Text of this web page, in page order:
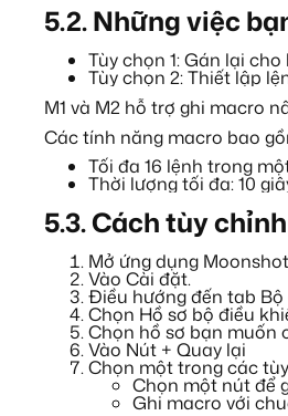
5.2.Những việc
Tùy chọn 1: Gán lại
Tùy chọn 2: Thiết lập
M1 và M2 hỗ trợ ghi macro
Các tính năng macro bao
Tối đa 16 lệnh trong
Thời lượng tối đa: 10
5.3.Cách tùy
Mở ứng dụng Moonshot
Vào Cài đặt.
Điều hướng đến tab Bộ
Chọn Hồ sơ bộ điều
Chọn hồ sơ bạn muốn
Vào Nút + Quay lại
Chọn một trong các
Chọn một nút để
Ghi macro với